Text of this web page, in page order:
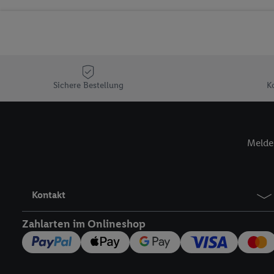
Sichere Bestellung
Kontakt
Zahlarten im Onlineshop
Sofern Sie hier Ihre
Plus-Konto einloggen,
zu erstellen (die
können, um Sie in
Hierzu wird von uns
Zudem erlauben Sie
den Lidl-Diensten
Wenn das der Fall ist,
Kundenkonto-
Insbesondere können
Nutzung der Utiq-
widerrufen - jederzeit
Telekommunikations-